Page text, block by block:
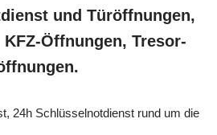
und Türöffnungen,
Öffnungen, Tresor-
24h Schlüsselnotdienst rund um die